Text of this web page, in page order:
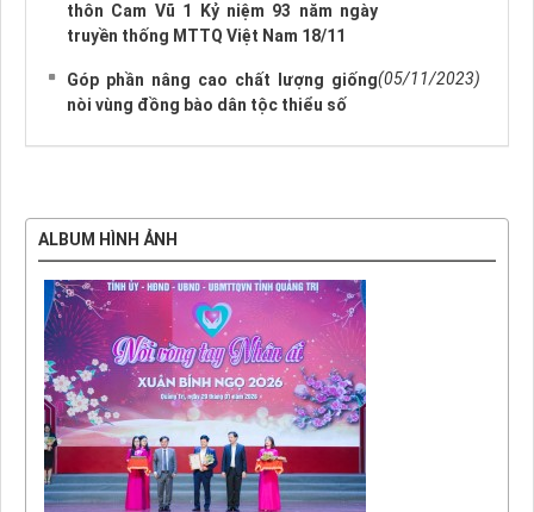
thôn Cam Vũ 1 Kỷ niệm 93 năm ngày
truyền thống MTTQ Việt Nam 18/11
Góp phần nâng cao chất lượng giống
nòi vùng đồng bào dân tộc thiểu số
(05/11/2023)
ALBUM HÌNH ẢNH